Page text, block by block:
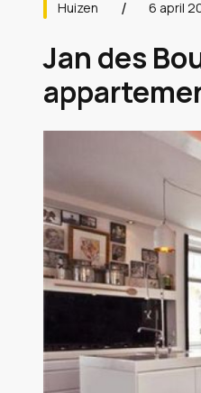
Huizen 6 april
Jan des